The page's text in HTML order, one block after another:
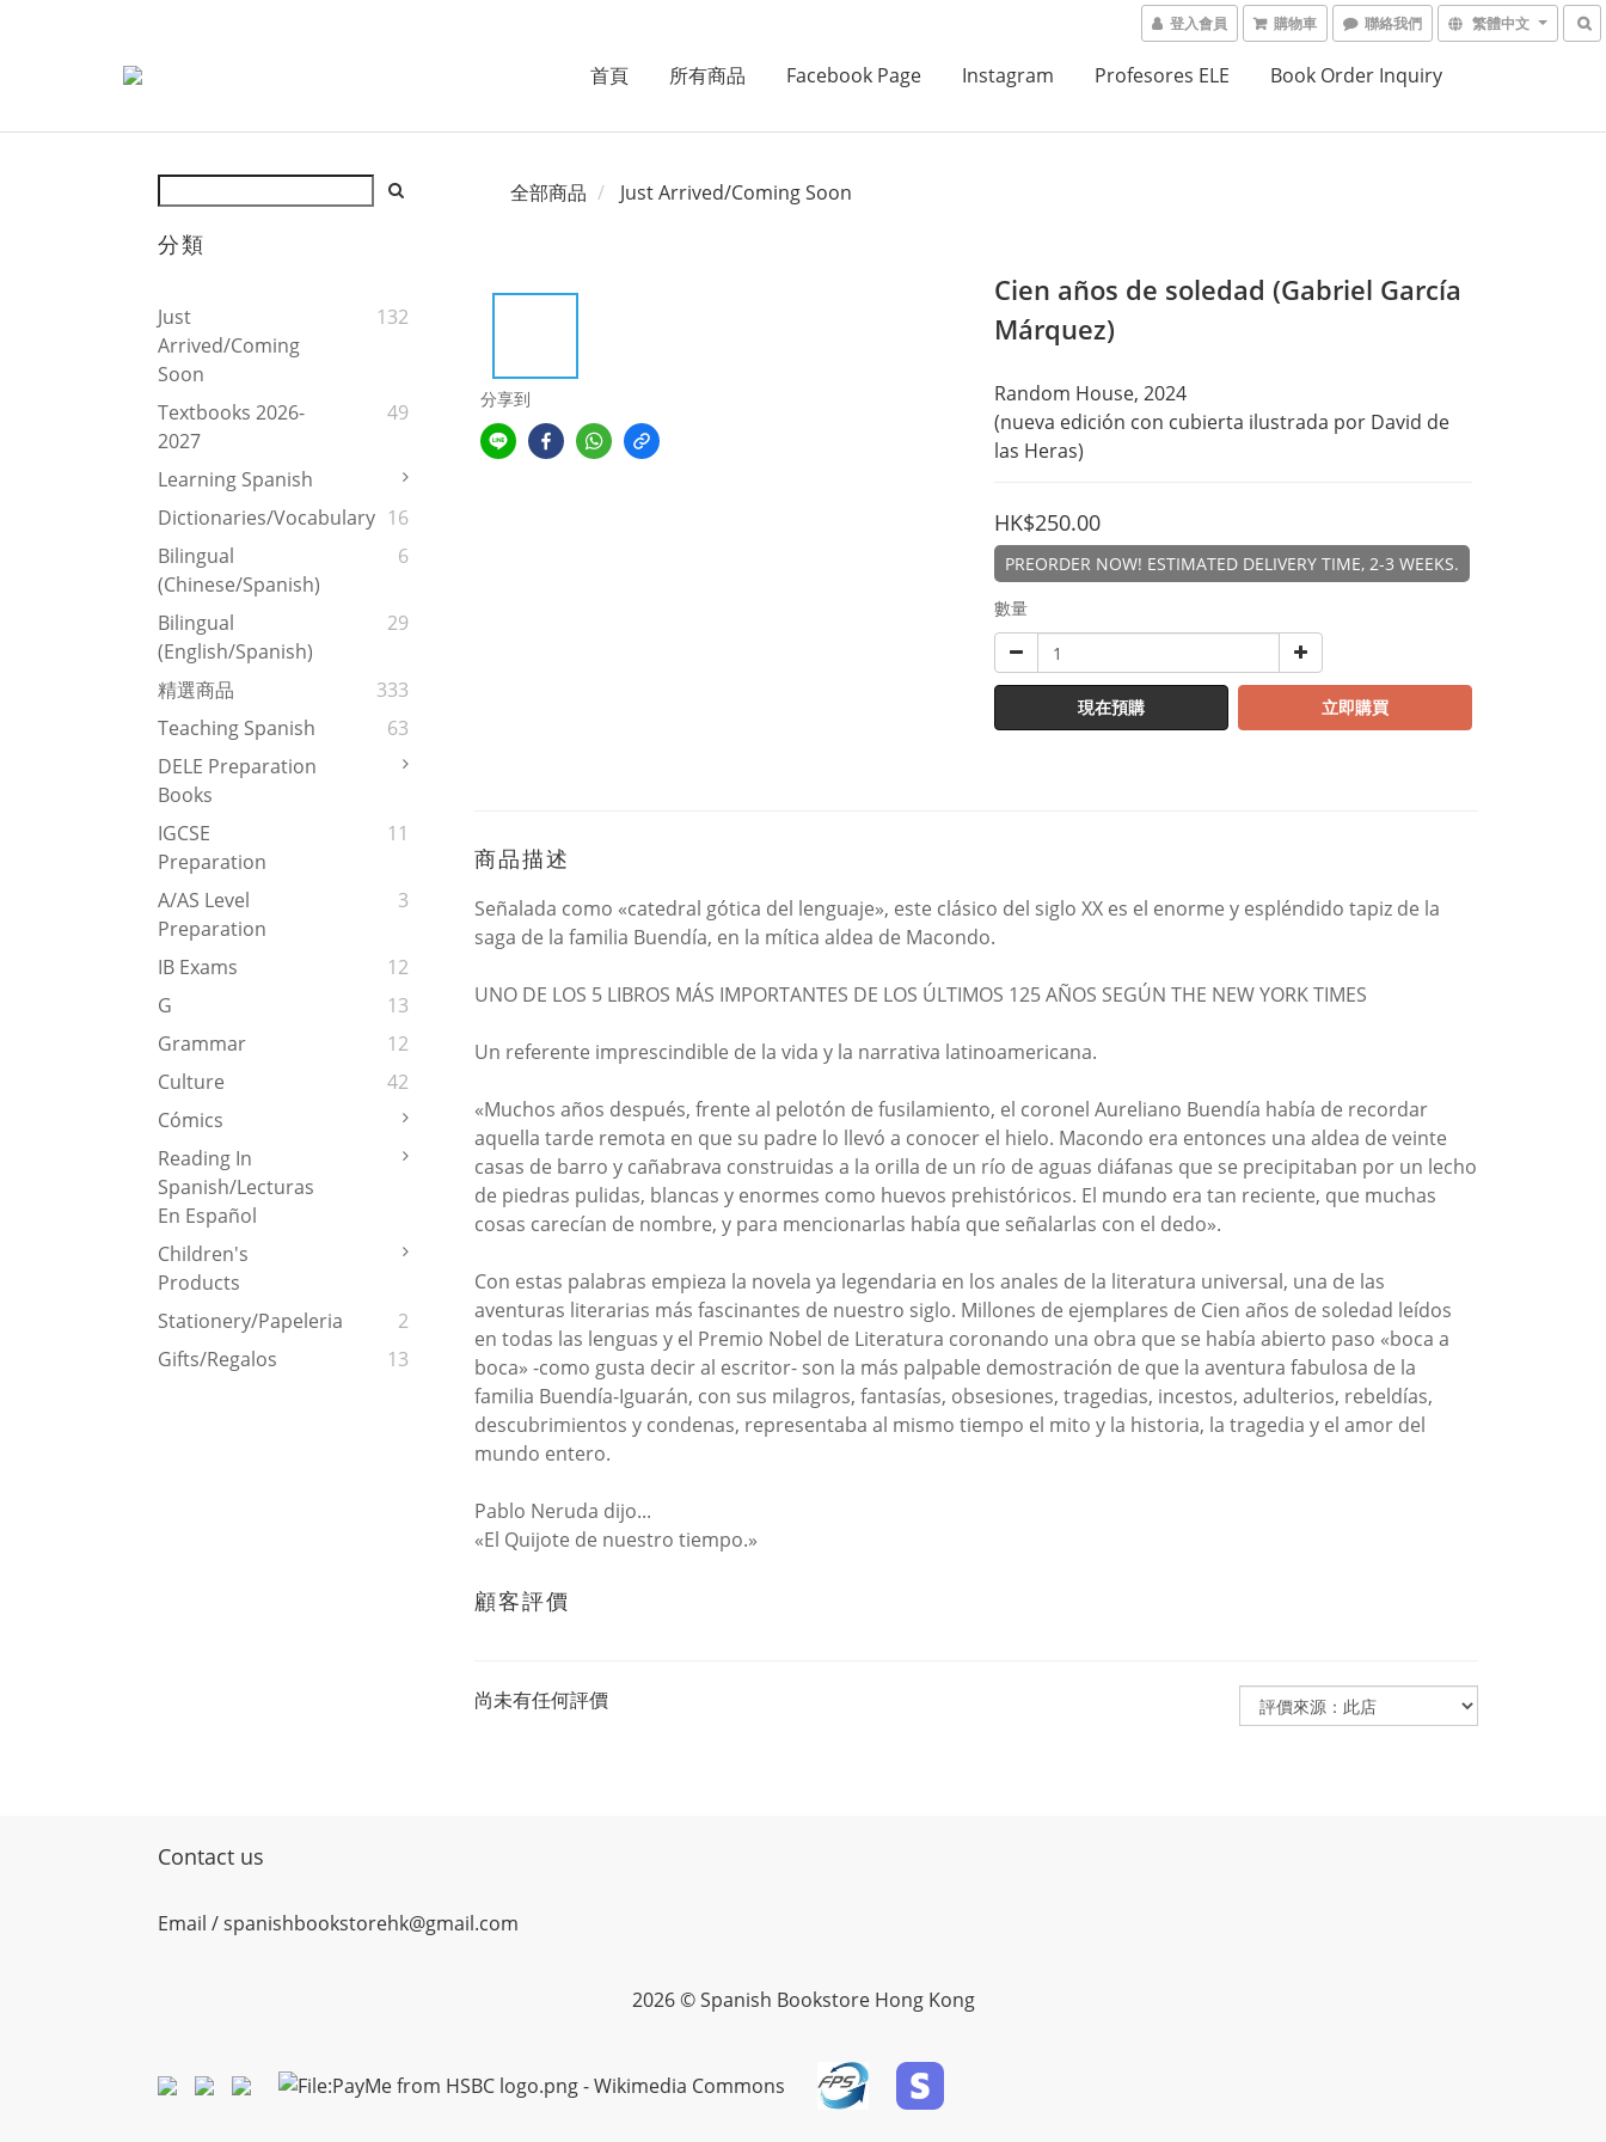
登入會員 購物車 聯絡我們 繁體中文
首頁 所有商品 Facebook Page Instagram Profesores ELE Book Order Inquiry
分類
Just
Arrived/Coming
Soon
132
Textbooks 2026-
2027
49
Learning Spanish
Dictionaries/Vocabulary 16
Bilingual
(Chinese/Spanish)
6
Bilingual
(English/Spanish)
29
精選商品
333
Teaching Spanish
63
DELE Preparation
Books
IGCSE
Preparation
11
A/AS Level
Preparation
3
IB Exams
12
G
13
Grammar
12
Culture
42
Cómics
Reading In
Spanish/Lecturas
En Español
Children's
Products
Stationery/Papeleria
2
Gifts/Regalos
13
全部商品 Just Arrived/Coming Soon
分享到
Cien años de soledad (Gabriel García
Márquez)
Random House, 2024
(nueva edición con cubierta ilustrada por David de
las Heras)
HK$250.00
PREORDER NOW! ESTIMATED DELIVERY TIME, 2-3 WEEKS.
數量
現在預購 立即購買
商品描述
Señalada como «catedral gótica del lenguaje», este clásico del siglo XX es el enorme y espléndido tapiz de la
saga de la familia Buendía, en la mítica aldea de Macondo.
UNO DE LOS 5 LIBROS MÁS IMPORTANTES DE LOS ÚLTIMOS 125 AÑOS SEGÚN THE NEW YORK TIMES
Un referente imprescindible de la vida y la narrativa latinoamericana.
«Muchos años después, frente al pelotón de fusilamiento, el coronel Aureliano Buendía había de recordar
aquella tarde remota en que su padre lo llevó a conocer el hielo. Macondo era entonces una aldea de veinte
casas de barro y cañabrava construidas a la orilla de un río de aguas diáfanas que se precipitaban por un lecho
de piedras pulidas, blancas y enormes como huevos prehistóricos. El mundo era tan reciente, que muchas
cosas carecían de nombre, y para mencionarlas había que señalarlas con el dedo».
Con estas palabras empieza la novela ya legendaria en los anales de la literatura universal, una de las
aventuras literarias más fascinantes de nuestro siglo. Millones de ejemplares de Cien años de soledad leídos
en todas las lenguas y el Premio Nobel de Literatura coronando una obra que se había abierto paso «boca a
boca» -como gusta decir al escritor- son la más palpable demostración de que la aventura fabulosa de la
familia Buendía-Iguarán, con sus milagros, fantasías, obsesiones, tragedias, incestos, adulterios, rebeldías,
descubrimientos y condenas, representaba al mismo tiempo el mito y la historia, la tragedia y el amor del
mundo entero.
Pablo Neruda dijo...
«El Quijote de nuestro tiempo.»
顧客評價
尚未有任何評價
Contact us
Email / spanishbookstorehk@gmail.com
2026 © Spanish Bookstore Hong Kong